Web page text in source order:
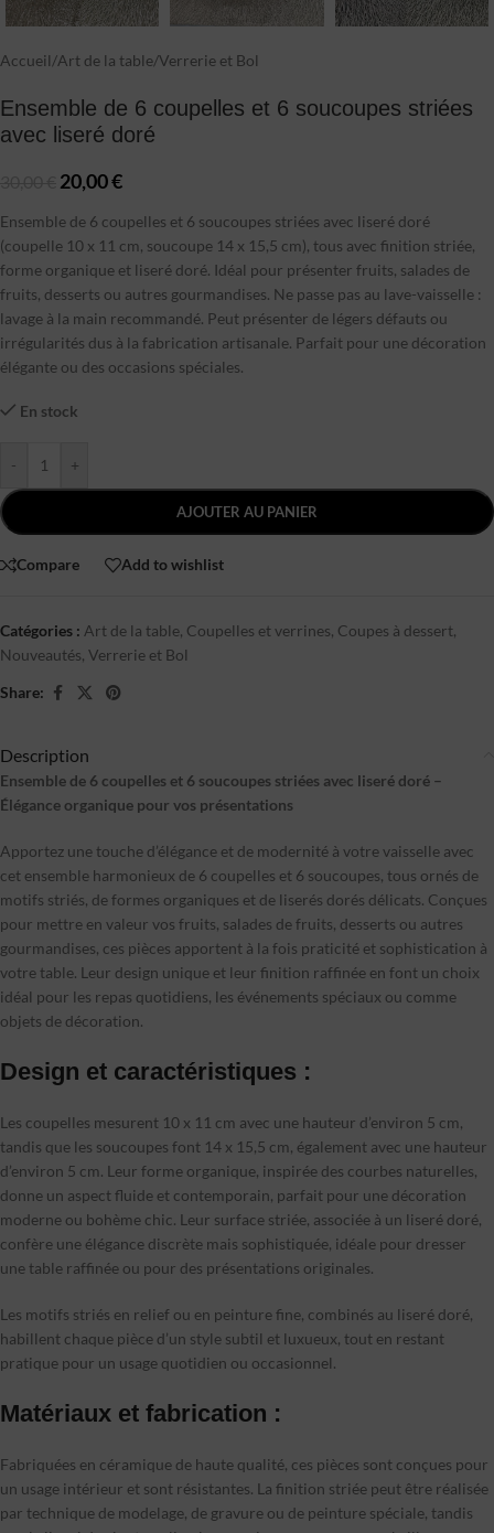
Accueil/Art de la table/Verrerie et Bol
Ensemble de 6 coupelles et 6 soucoupes striées
avec liseré doré
20,00€
Ensemble de 6 coupelles et 6 soucoupes striées avec liseré doré
(coupelle 10 x 11 cm, soucoupe 14 x 15,5 cm), tous avec finition striée,
forme organique et liseré doré. Idéal pour présenter fruits, salades de
fruits, desserts ou autres gourmandises. Ne passe pas au lave-vaisselle :
lavage à la main recommandé. Peut présenter de légers défauts ou
irrégularités dus à la fabrication artisanale. Parfait pour une décoration
élégante ou des occasions spéciales.
En stock
- +
AJOUTER AU PANIER
Compare Add to wishlist
Catégories : Art de la table, Coupelles et verrines, Coupes à dessert,
Nouveautés, Verrerie et Bol
Share:
Description
Ensemble de 6 coupelles et 6 soucoupes striées avec liseré doré –
Élégance organique pour vos présentations
Apportez une touche d’élégance et de modernité à votre vaisselle avec
cet ensemble harmonieux de 6 coupelles et 6 soucoupes, tous ornés de
motifs striés, de formes organiques et de liserés dorés délicats. Conçues
pour mettre en valeur vos fruits, salades de fruits, desserts ou autres
gourmandises, ces pièces apportent à la fois praticité et sophistication à
votre table. Leur design unique et leur finition raffinée en font un choix
idéal pour les repas quotidiens, les événements spéciaux ou comme
objets de décoration.
Design et caractéristiques :
Les coupelles mesurent 10 x 11 cm avec une hauteur d’environ 5 cm,
tandis que les soucoupes font 14 x 15,5 cm, également avec une hauteur
d’environ 5 cm. Leur forme organique, inspirée des courbes naturelles,
donne un aspect fluide et contemporain, parfait pour une décoration
moderne ou bohème chic. Leur surface striée, associée à un liseré doré,
confère une élégance discrète mais sophistiquée, idéale pour dresser
une table raffinée ou pour des présentations originales.
Les motifs striés en relief ou en peinture fine, combinés au liseré doré,
habillent chaque pièce d’un style subtil et luxueux, tout en restant
pratique pour un usage quotidien ou occasionnel.
Matériaux et fabrication :
Fabriquées en céramique de haute qualité, ces pièces sont conçues pour
un usage intérieur et sont résistantes. La finition striée peut être réalisée
par technique de modelage, de gravure ou de peinture spéciale, tandis